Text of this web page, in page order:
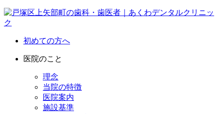
初めての方へ
医院のこと
理念
当院の特徴
医院案内
施設基準